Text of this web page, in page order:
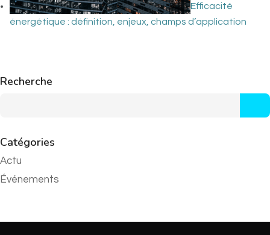
Efficacité
énergétique : définition, enjeux, champs d’application
Recherche
Catégories
Actu
Événements